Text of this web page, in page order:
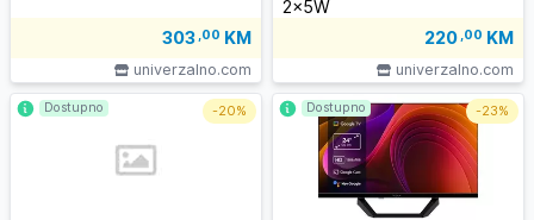
303 ,00 KM
univerzalno.com
2x5W
220 ,00 KM
univerzalno.com
Dostupno -20% Dostupno -23%